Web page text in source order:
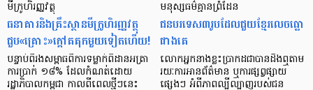
មីក្រូ​ហិរញ្ញវត្ថុ
ធនាគារ​និង​គ្រឹះស្ថាន​មីក្រូ​ហិរញ្ញវត្ថុ​
ជួប«គ្រោះ»ក្តៅ​គគុក​មួយ​ទៀត​ហើយ!
បន្ទាប់​ពី​រង​សម្ពាធ​​ពី​ការ​ទម្លាក់​ពិដាន​អត្រា​
ការ​ប្រាក់ ១៨​% ដែល​កំណត់​ដោយ​
រដ្ឋាភិបាល​កម្ពុជា កាល​ពី​ពេល​ថ្មីៗ​នេះ
មនុស្ស​ធម៌​គ្មាន​ព្រំដែន
ជន​បរទេស​៣​រូប​ដែល​ជួយ​ខ្មែរ​លេច​ធ្លោ​
ជាង​គេ
លោកអ្នក​នាង​ខ្លះ​ប្រាកដ​ជា​បាន​​ដឹង​ឮ​តាម​
រយៈ​ការ​អាន​ព័ត៌មាន ឬ​ការ​ផ្សព្វផ្សាយ​
ផ្សេងៗ អំពី​ភាព​ល្បីល្បាញ​របស់​ជន​